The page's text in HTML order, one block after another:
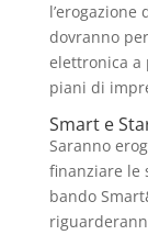
dovranno
elettronica a
piani di
Smart e
Saranno
finanziare le
bando